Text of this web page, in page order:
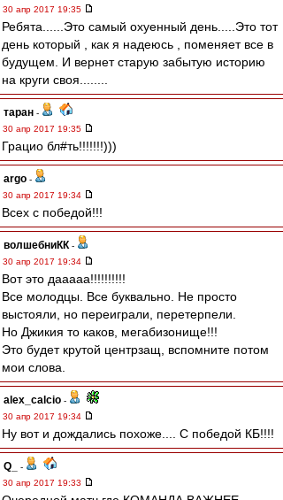
30 апр 2017 19:35
Ребята......Это самый охуенный день.....Это тот
день который , как я надеюсь , поменяет все в
будущем. И вернет старую забытую историю
на круги своя........
таран -
30 апр 2017 19:35
Грацио бл#ть!!!!!!!)))
argo -
30 апр 2017 19:34
Всех с победой!!!
волшебниКК -
30 апр 2017 19:34
Вот это дааааа!!!!!!!!!!
Все молодцы. Все буквально. Не просто
выстояли, но переиграли, перетерпели.
Но Джикия то каков, мегабизонище!!!
Это будет крутой центрзащ, вспомните потом
мои слова.
alex_calcio -
30 апр 2017 19:34
Ну вот и дождались похоже.... С победой КБ!!!!
Q_
-
30 апр 2017 19:33